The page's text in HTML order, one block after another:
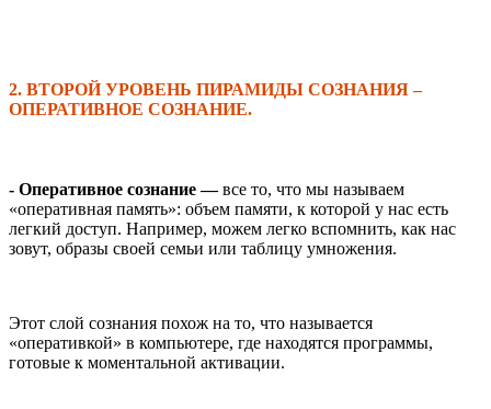
2. ВТОРОЙ УРОВЕНЬ ПИРАМИДЫ СОЗНАНИЯ –
ОПЕРАТИВНОЕ СОЗНАНИЕ.
- Оперативное сознание —все то, что мы называем
«оперативная память»: объем памяти, к которой у нас есть
легкий доступ. Например, можем легко вспомнить, как нас
зовут, образы своей семьи или таблицу умножения.
Этот слой сознания похож на то, что называется
«оперативкой» в компьютере, где находятся программы,
готовые к моментальной активации.